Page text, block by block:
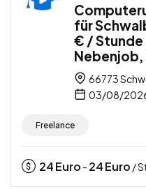
für
€ / Stunde
66773
03/08/
Freelance
24Euro - 24Euro /